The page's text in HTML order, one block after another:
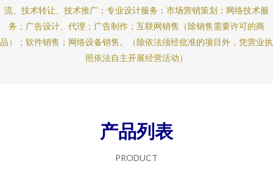
流、技术转让、技术推广；专业设计服务；市场营销策划；网络技术服
务；广告设计、代理；广告制作；互联网销售（除销售需要许可的商
品）；软件销售；网络设备销售。（除依法须经批准的项目外，凭营业执
照依法自主开展经营活动）
产品列表
PRODUCT